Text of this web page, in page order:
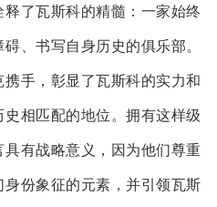
了瓦斯科的精髓：一家始终
、书写自身历史的俱乐部。
手，彰显了瓦斯科的实力和
相匹配的地位。拥有这样级
有战略意义，因为他们尊重
份象征的元素，并引领瓦斯